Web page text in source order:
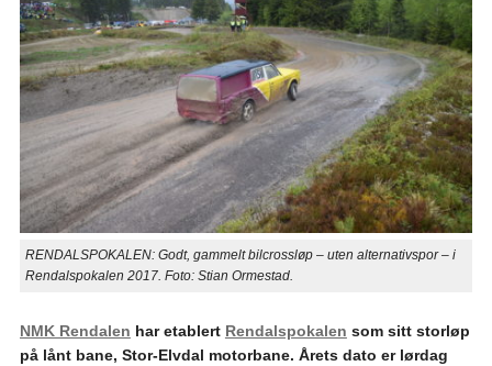
RENDALSPOKALEN: Godt, gammelt bilcrossløp – uten alternativspor – i
Rendalspokalen 2017. Foto: Stian Ormestad.
NMK Rendalen har etablert Rendalspokalen som sitt storløp
på lånt bane, Stor-Elvdal motorbane. Årets dato er lørdag